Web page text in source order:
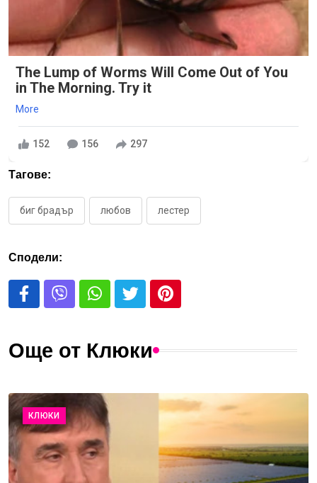
The Lump of Worms Will Come Out of You
in The Morning. Try it
More
152 156 297
Тагове:
биг брадър любов лестер
Сподели:
Още от Клюки
КЛЮКИ